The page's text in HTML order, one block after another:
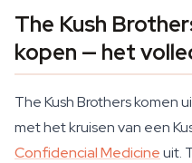
The Kush
kopen — het
The Kush Brothers komen
met het kruisen van een
Confidencial Medicineuit.